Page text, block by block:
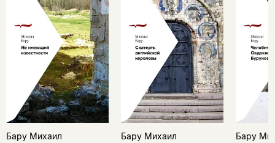
Бару Михаил
Бару Михаил
Бару